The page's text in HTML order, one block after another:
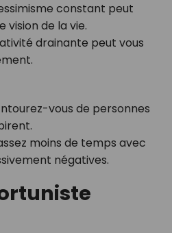
constant peut
de la vie.
drainante peut vous
vous de personnes
moins de temps avec
négatives.